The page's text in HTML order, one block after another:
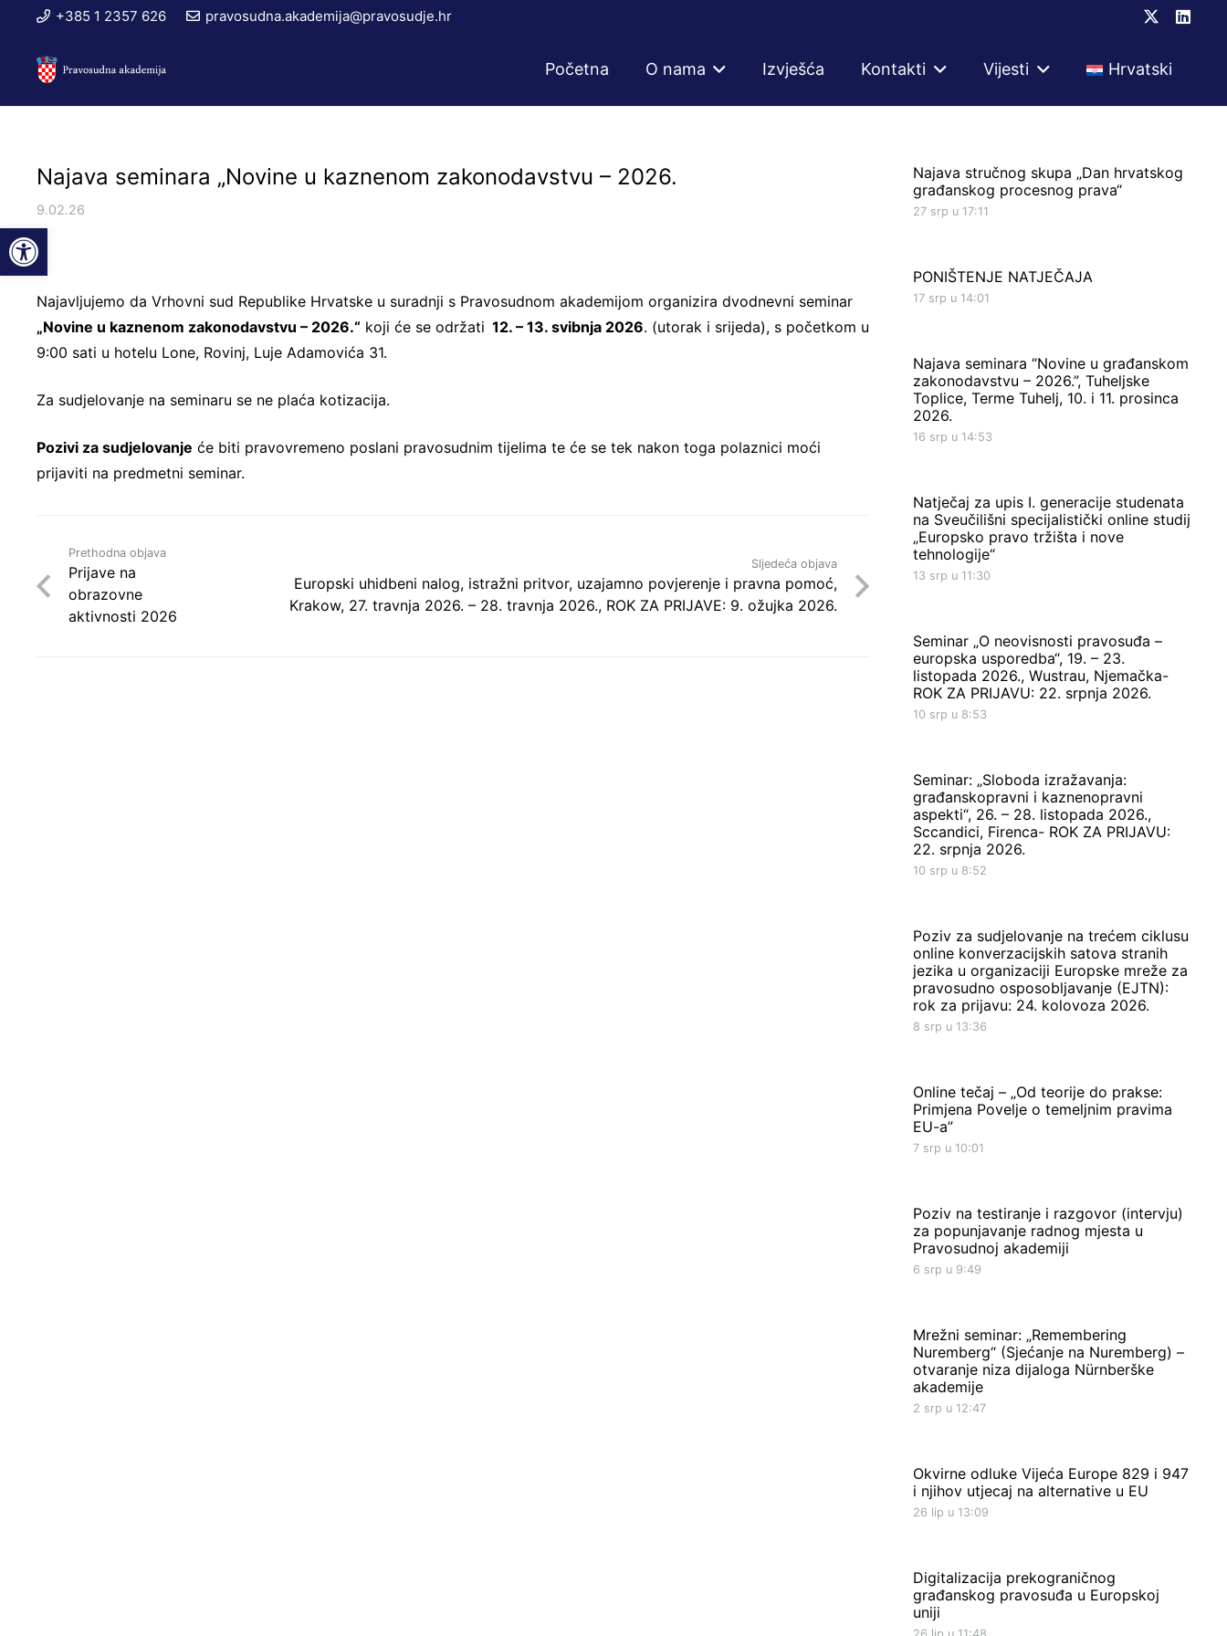
Open toolbar
+385 1 2357 626 pravosudna.akademija@pravosudje.hr
Početna O nama Izvješća Kontakti Vijesti Hrvatski
Najava seminara „Novine u kaznenom zakonodavstvu – 2026.
9.02.26
Najavljujemo da Vrhovni sud Republike Hrvatske u suradnji s Pravosudnom akademijom organizira dvodnevni seminar
„Novine u kaznenom zakonodavstvu – 2026.“ koji će se održati 12. – 13. svibnja 2026. (utorak i srijeda), s početkom u
9:00 sati u hotelu Lone, Rovinj, Luje Adamovića 31.
Za sudjelovanje na seminaru se ne plaća kotizacija.
Pozivi za sudjelovanje će biti pravovremeno poslani pravosudnim tijelima te će se tek nakon toga polaznici moći
prijaviti na predmetni seminar.
Prethodna objava
Prijave na
obrazovne
aktivnosti 2026
Sljedeća objava
Europski uhidbeni nalog, istražni pritvor, uzajamno povjerenje i pravna pomoć,
Krakow, 27. travnja 2026. – 28. travnja 2026., ROK ZA PRIJAVE: 9. ožujka 2026.
Najava stručnog skupa „Dan hrvatskog
građanskog procesnog prava“
27 srp u 17:11
PONIŠTENJE NATJEČAJA
17 srp u 14:01
Najava seminara “Novine u građanskom
zakonodavstvu – 2026.”, Tuheljske
Toplice, Terme Tuhelj, 10. i 11. prosinca
2026.
16 srp u 14:53
Natječaj za upis I. generacije studenata
na Sveučilišni specijalistički online studij
„Europsko pravo tržišta i nove
tehnologije“
13 srp u 11:30
Seminar „O neovisnosti pravosuđa –
europska usporedba“, 19. – 23.
listopada 2026., Wustrau, Njemačka-
ROK ZA PRIJAVU: 22. srpnja 2026.
10 srp u 8:53
Seminar: „Sloboda izražavanja:
građanskopravni i kaznenopravni
aspekti“, 26. – 28. listopada 2026.,
Sccandici, Firenca- ROK ZA PRIJAVU:
22. srpnja 2026.
10 srp u 8:52
Poziv za sudjelovanje na trećem ciklusu
online konverzacijskih satova stranih
jezika u organizaciji Europske mreže za
pravosudno osposobljavanje (EJTN):
rok za prijavu: 24. kolovoza 2026.
8 srp u 13:36
Online tečaj – „Od teorije do prakse:
Primjena Povelje o temeljnim pravima
EU-a”
7 srp u 10:01
Poziv na testiranje i razgovor (intervju)
za popunjavanje radnog mjesta u
Pravosudnoj akademiji
6 srp u 9:49
Mrežni seminar: „Remembering
Nuremberg“ (Sjećanje na Nuremberg) –
otvaranje niza dijaloga Nürnberške
akademije
2 srp u 12:47
Okvirne odluke Vijeća Europe 829 i 947
i njihov utjecaj na alternative u EU
26 lip u 13:09
Digitalizacija prekograničnog
građanskog pravosuđa u Europskoj
uniji